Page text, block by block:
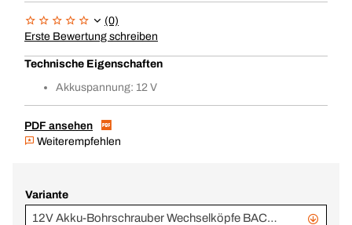
(0)
Erste Bewertung schreiben
Technische Eigenschaften
Akkuspannung: 12 V
PDF ansehen
Weiterempfehlen
Variante
12V Akku-Bohrschrauber Wechselköpfe BACDCH & Drehschlagschrauber BACIS BL